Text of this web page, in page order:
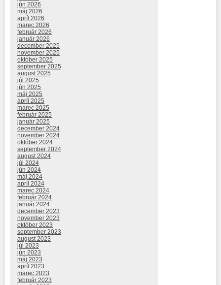
jún 2026
máj 2026
apríl 2026
marec 2026
február 2026
január 2026
december 2025
november 2025
október 2025
september 2025
august 2025
júl 2025
jún 2025
máj 2025
apríl 2025
marec 2025
február 2025
január 2025
december 2024
november 2024
október 2024
september 2024
august 2024
júl 2024
jún 2024
máj 2024
apríl 2024
marec 2024
február 2024
január 2024
december 2023
november 2023
október 2023
september 2023
august 2023
júl 2023
jún 2023
máj 2023
apríl 2023
marec 2023
február 2023